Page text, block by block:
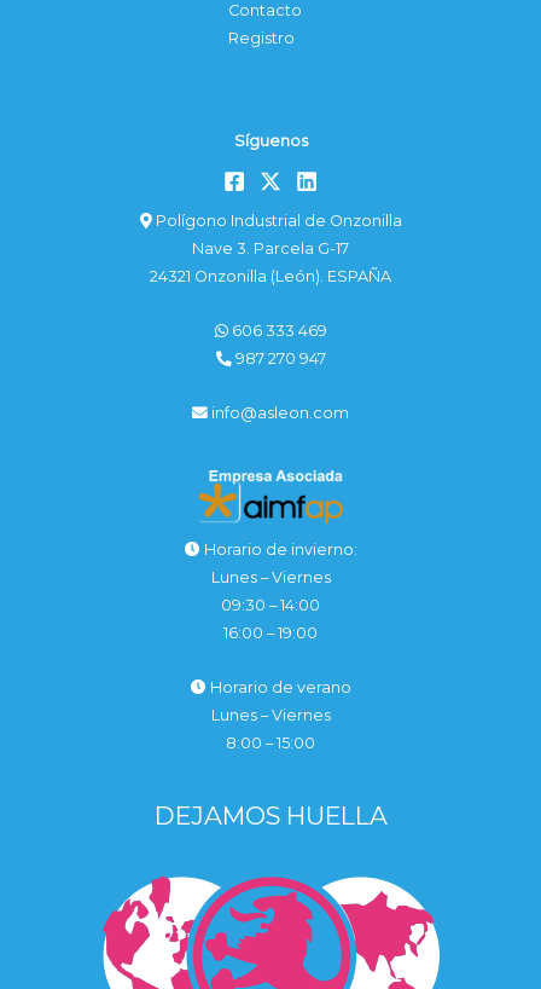
Contacto
Registro
Síguenos
Polígono Industrial de Onzonilla
Nave 3. Parcela G-17
24321 Onzonilla (León). ESPAÑA
606 333 469
987 270 947
info@asleon.com
Horario de invierno:
Lunes – Viernes
09:30 – 14:00
16:00 – 19:00
Horario de verano
Lunes – Viernes
8:00 – 15:00
DEJAMOS HUELLA